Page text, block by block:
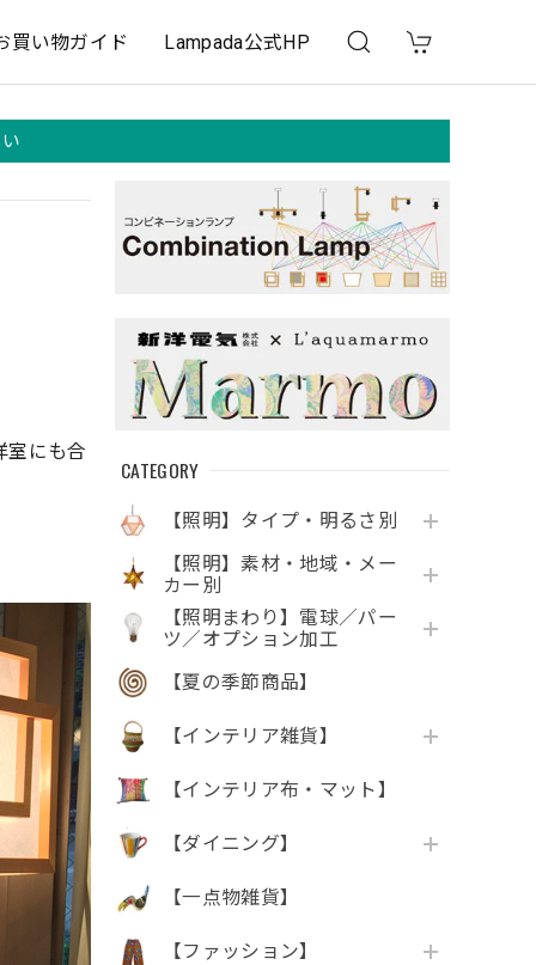
買い物ガイド Lampada公式HP
CATEGORY
【照明】タイプ・明るさ別
【照明】素材・地域・メー
カー別
【照明まわり】電球／パー
ツ／オプション加工
【夏の季節商品】
【インテリア雑貨】
【インテリア布・マット】
【ダイニング】
【一点物雑貨】
【ファッション】
室にも合